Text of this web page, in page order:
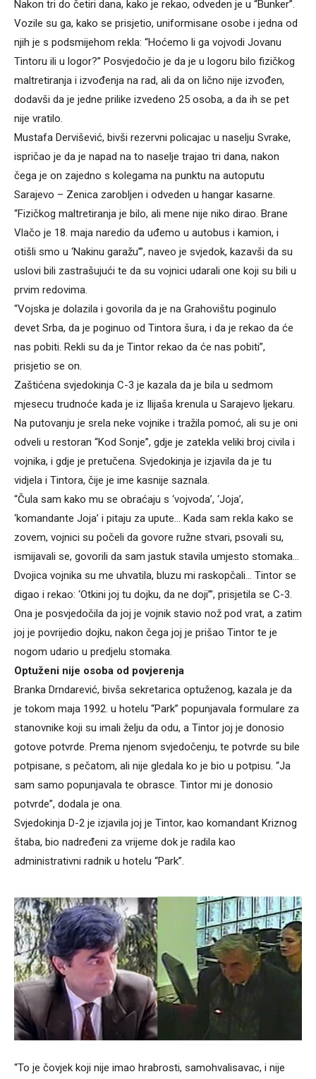
Nakon tri do četiri dana, kako je rekao, odveden je u “Bunker”.
Vozile su ga, kako se prisjetio, uniformisane osobe i jedna od
njih je s podsmijehom rekla: “Hoćemo li ga vojvodi Jovanu
Tintoru ili u logor?” Posvjedočio je da je u logoru bilo fizičkog
maltretiranja i izvođenja na rad, ali da on lično nije izvođen,
dodavši da je jedne prilike izvedeno 25 osoba, a da ih se pet
nije vratilo.
Mustafa Dervišević, bivši rezervni policajac u naselju Svrake,
ispričao je da je napad na to naselje trajao tri dana, nakon
čega je on zajedno s kolegama na punktu na autoputu
Sarajevo – Zenica zarobljen i odveden u hangar kasarne.
“Fizičkog maltretiranja je bilo, ali mene nije niko dirao. Brane
Vlačo je 18. maja naredio da uđemo u autobus i kamion, i
otišli smo u ‘Nakinu garažu’”, naveo je svjedok, kazavši da su
uslovi bili zastrašujući te da su vojnici udarali one koji su bili u
prvim redovima.
“Vojska je dolazila i govorila da je na Grahovištu poginulo
devet Srba, da je poginuo od Tintora šura, i da je rekao da će
nas pobiti. Rekli su da je Tintor rekao da će nas pobiti”,
prisjetio se on.
Zaštićena svjedokinja C-3 je kazala da je bila u sedmom
mjesecu trudnoće kada je iz Ilijaša krenula u Sarajevo ljekaru.
Na putovanju je srela neke vojnike i tražila pomoć, ali su je oni
odveli u restoran “Kod Sonje”, gdje je zatekla veliki broj civila i
vojnika, i gdje je pretučena. Svjedokinja je izjavila da je tu
vidjela i Tintora, čije je ime kasnije saznala.
“Čula sam kako mu se obraćaju s ‘vojvoda’, ‘Joja’,
‘komandante Joja’ i pitaju za upute… Kada sam rekla kako se
zovem, vojnici su počeli da govore ružne stvari, psovali su,
ismijavali se, govorili da sam jastuk stavila umjesto stomaka…
Dvojica vojnika su me uhvatila, bluzu mi raskopčali… Tintor se
digao i rekao: ‘Otkini joj tu dojku, da ne doji’”, prisjetila se C-3.
Ona je posvjedočila da joj je vojnik stavio nož pod vrat, a zatim
joj je povrijedio dojku, nakon čega joj je prišao Tintor te je
nogom udario u predjelu stomaka.
Optuženi nije osoba od povjerenja
Branka Drndarević, bivša sekretarica optuženog, kazala je da
je tokom maja 1992. u hotelu “Park” popunjavala formulare za
stanovnike koji su imali želju da odu, a Tintor joj je donosio
gotove potvrde. Prema njenom svjedočenju, te potvrde su bile
potpisane, s pečatom, ali nije gledala ko je bio u potpisu. “Ja
sam samo popunjavala te obrasce. Tintor mi je donosio
potvrde”, dodala je ona.
Svjedokinja D-2 je izjavila joj je Tintor, kao komandant Kriznog
štaba, bio nadređeni za vrijeme dok je radila kao
administrativni radnik u hotelu “Park”.
“To je čovjek koji nije imao hrabrosti, samohvalisavac, i nije